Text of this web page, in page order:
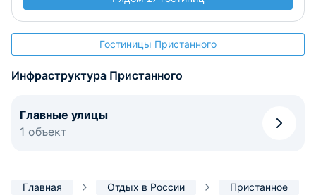
Гостиницы Пристанного
Инфраструктура Пристанного
Главные улицы
1 объект
Главная Отдых в России Пристанное